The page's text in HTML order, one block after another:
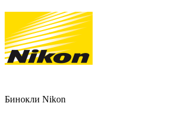
Бинокли Nikon